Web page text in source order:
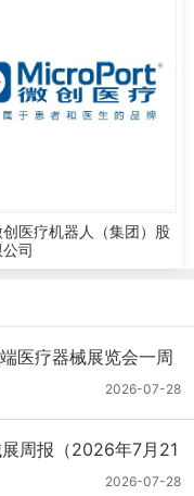
创医疗机器人（集团）股
司
医疗器械展览会一周
2026-07-28
周报（2026年7月21
2026-07-28